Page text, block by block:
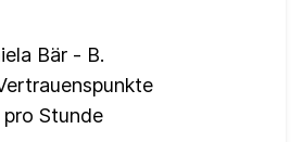
Bär - B.
pro Stunde